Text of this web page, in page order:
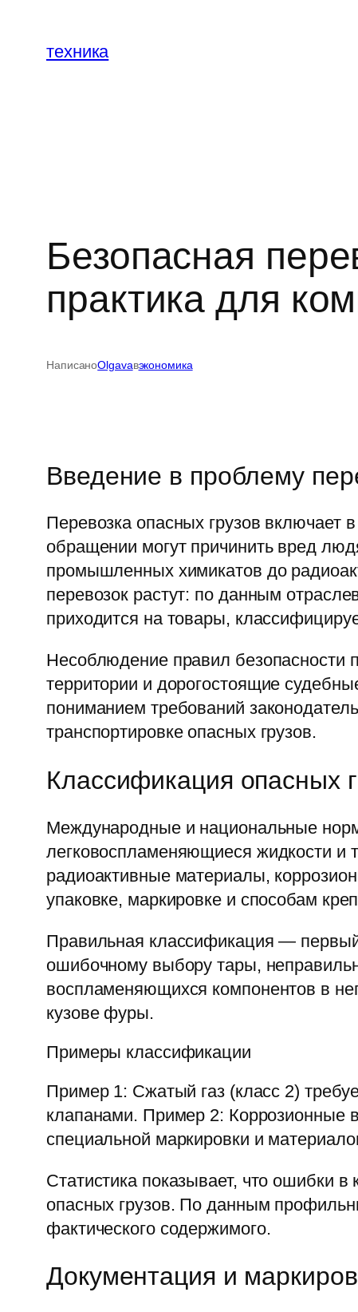
содержимому
техника
Безопасная
практика для
НаписаноOlgavaвэкономика
Введение в проблему
Перевозка опасных грузов включает
обращении могут причинить вред
промышленных химикатов до
перевозок растут: по данным
приходится на товары,
Несоблюдение правил безопасности
территории и дорогостоящие
пониманием требований
транспортировке опасных грузов.
Классификация опасных
Международные и национальные
легковоспламеняющиеся жидкости и
радиоактивные материалы,
упаковке, маркировке и способам
Правильная классификация —
ошибочному выбору тары,
воспламеняющихся компонентов в
кузове фуры.
Примеры классификации
Пример 1: Сжатый газ (класс 2)
клапанами. Пример 2: Коррозионные
специальной маркировки и
Статистика показывает, что ошибки
опасных грузов. По данным
фактического содержимого.
Документация и